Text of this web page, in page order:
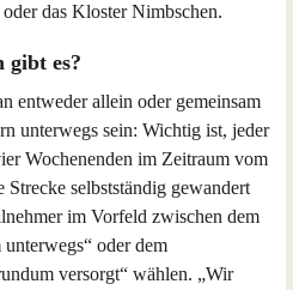
das Kloster Nimbschen.
gibt es?
entweder allein oder gemeinsam
unterwegs sein: Wichtig ist, jeder
Wochenenden im Zeitraum vom
selbstständig gewandert
im Vorfeld zwischen dem
oder dem
versorgt“ wählen. „Wir